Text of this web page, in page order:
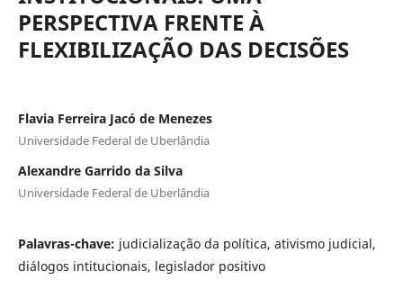
PERSPECTIVA FRENTE À
FLEXIBILIZAÇÃO DAS DECISÕES
Flavia Ferreira Jacó de Menezes
Universidade Federal de Uberlândia
Alexandre Garrido da Silva
Universidade Federal de Uberlândia
Palavras-chave: judicialização da política, ativismo judicial,
diálogos intitucionais, legislador positivo